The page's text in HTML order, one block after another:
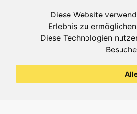
Diese Website
Erlebnis zu
Diese Technologien
Jobs
Impressum
Datenschutzerklärung